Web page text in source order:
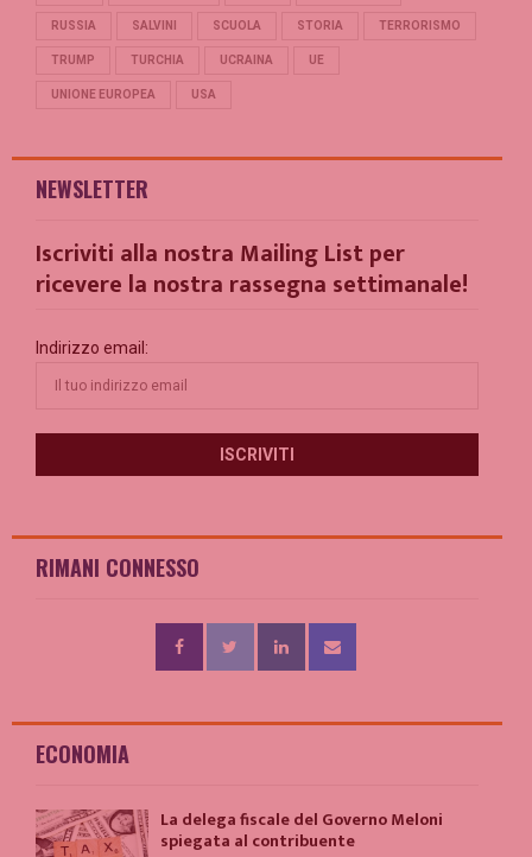
RUSSIA SALVINI SCUOLA STORIA TERRORISMO
TRUMP TURCHIA UCRAINA UE
UNIONE EUROPEA USA
NEWSLETTER
Iscriviti alla nostra Mailing List per
ricevere la nostra rassegna settimanale!
Indirizzo email:
RIMANI CONNESSO
ECONOMIA
La delega fiscale del Governo Meloni
spiegata al contribuente